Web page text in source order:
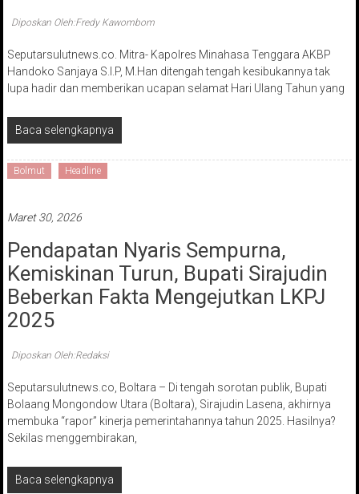
Diposkan Oleh:Fredy Kawombom
Seputarsulutnews.co. Mitra- Kapolres Minahasa Tenggara AKBP
Handoko Sanjaya S.I.P, M.Han ditengah tengah kesibukannya tak
lupa hadir dan memberikan ucapan selamat Hari Ulang Tahun yang
Baca selengkapnya
Bolmut Headline
Maret 30, 2026
Pendapatan Nyaris Sempurna,
Kemiskinan Turun, Bupati Sirajudin
Beberkan Fakta Mengejutkan LKPJ
2025
Diposkan Oleh:Redaksi
Seputarsulutnews.co, Boltara – Di tengah sorotan publik, Bupati
Bolaang Mongondow Utara (Boltara), Sirajudin Lasena, akhirnya
membuka “rapor” kinerja pemerintahannya tahun 2025. Hasilnya?
Sekilas menggembirakan,
Baca selengkapnya